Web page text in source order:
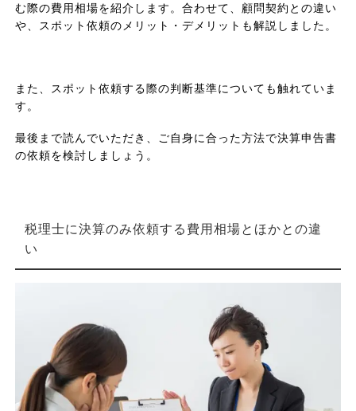
む際の費用相場を紹介します。合わせて、顧問契約との違い
や、スポット依頼のメリット・デメリットも解説しました。
また、スポット依頼する際の判断基準についても触れていま
す。
最後まで読んでいただき、ご自身に合った方法で決算申告書
の依頼を検討しましょう。
税理士に決算のみ依頼する費用相場とほかとの違
い